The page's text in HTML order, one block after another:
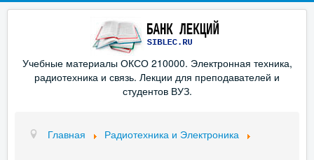
Учебные материалы ОКСО 210000. Электронная техника,
радиотехника и связь. Лекции для преподавателей и
студентов ВУЗ.
Главная Радиотехника и Электроника